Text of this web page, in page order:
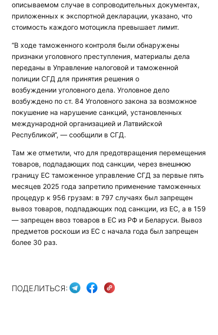
описываемом случае в сопроводительных документах,
приложенных к экспортной декларации, указано, что
стоимость каждого мотоцикла превышает лимит.
“В ходе таможенного контроля были обнаружены
признаки уголовного преступления, материалы дела
переданы в Управление налоговой и таможенной
полиции СГД для принятия решения о
возбуждении уголовного дела. Уголовное дело
возбуждено по ст. 84 Уголовного закона за возможное
покушение на нарушение санкций, установленных
международной организацией и Латвийской
Республикой“, — сообщили в СГД.
Там же отметили, что для предотвращения перемещения
товаров, подпадающих под санкции, через внешнюю
границу ЕС таможенное управление СГД за первые пять
месяцев 2025 года запретило применение таможенных
процедур к 956 грузам: в 797 случаях был запрещен
вывоз товаров, подпадающих под санкции, из ЕС, а в 159
— запрещен ввоз товаров в ЕС из РФ и Беларуси. Вывоз
предметов роскоши из ЕС с начала года был запрещен
более 30 раз.
ПОДЕЛИТЬСЯ: